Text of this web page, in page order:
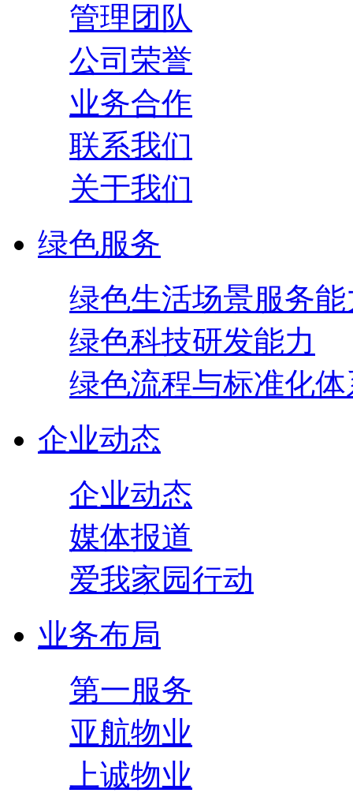
管理团队
公司荣誉
业务合作
联系我们
关于我们
绿色服务
绿色生活场景服务能
绿色科技研发能力
绿色流程与标准化体
企业动态
企业动态
媒体报道
爱我家园行动
业务布局
第一服务
亚航物业
上诚物业